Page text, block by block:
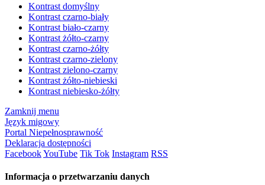
Kontrast domyślny
Kontrast czarno-biały
Kontrast biało-czarny
Kontrast żółto-czarny
Kontrast czarno-żółty
Kontrast czarno-zielony
Kontrast zielono-czarny
Kontrast żółto-niebieski
Kontrast niebiesko-żółty
Zamknij menu
Język migowy
Portal Niepełnosprawność
Deklaracja dostępności
FacebookYouTube Tik Tok Instagram RSS
Informacja o przetwarzaniu danych